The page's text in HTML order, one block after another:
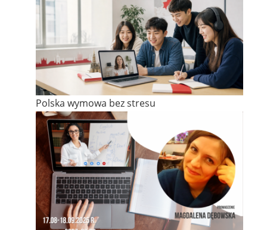
Polska wymowa bez stresu